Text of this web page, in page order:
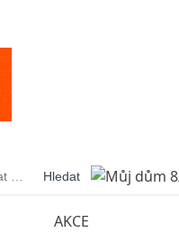
AKCE